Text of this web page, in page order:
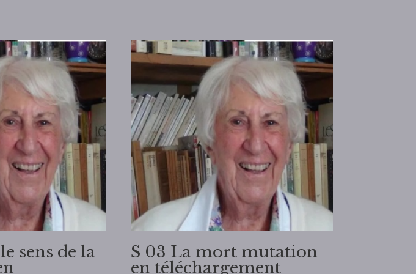
sens de la
S 03 La mort mutation
en téléchargement